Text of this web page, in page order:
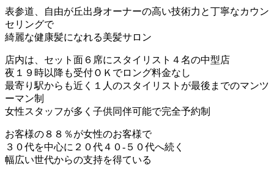
表参道、自由が丘出身オーナーの高い技術力と丁寧なカウン
セリングで
綺麗な健康髪になれる美髪サロン
店内は、セット面６席にスタイリスト４名の中型店
夜１９時以降も受付ＯＫでロング料金なし
最寄り駅からも近く１人のスタイリストが最後までのマンツ
ーマン制
女性スタッフが多く子供同伴可能で完全予約制
お客様の８８％が女性のお客様で
３０代を中心に２０代４０-５０代へ続く
幅広い世代からの支持を得ている